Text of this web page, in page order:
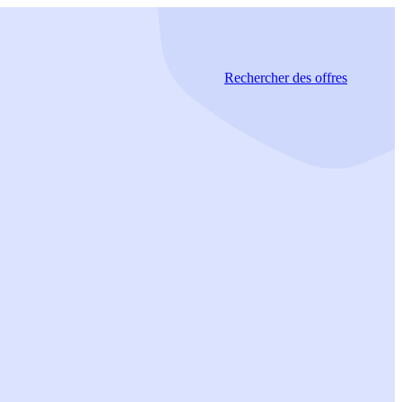
Rechercherdes offres